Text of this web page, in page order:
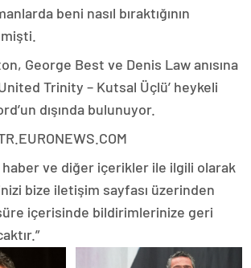
beni nasıl bıraktığının
George Best ve Denis Law anısına
Trinity – Kutsal Üçlü’ heykeli
dışında bulunuyor.
haber ve diğer içerikler ile ilgili olarak
bize iletişim sayfası üzerinden
içerisinde bildirimlerinize geri